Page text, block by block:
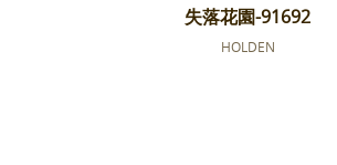
失落花園-91692
HOLDEN